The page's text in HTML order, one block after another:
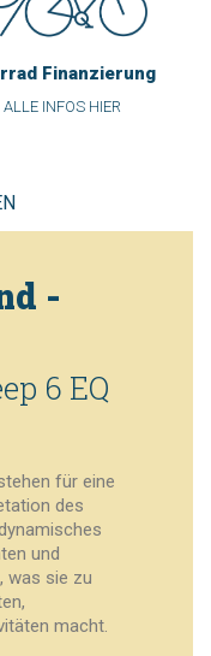
Finanzierung
ALLE INFOS HIER
-
6 EQ
für eine
des
und
was sie zu
macht.